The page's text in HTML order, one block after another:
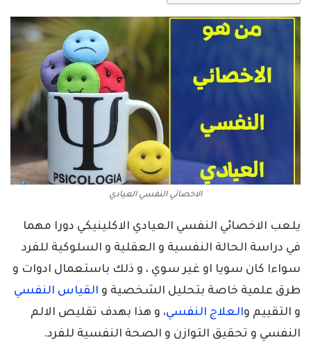
الاخصائي النفسي العيادي
يلعب الاخصائي النفسي العيادي الاكلينيكي دورا مهما
في دراسة الحالة النفسية و العقلية و السلوكية للفرد
سواءا كان سويا او غير سوي ، و ذلك باستعمال ادوات و
طرق علمية خاصة بتحليل الشخصية و القياس النفسي
و التقييم والعلاج النفسي، و هذا بهدف تقليص الالم
النفسي و تحقيق التوازن و الصحة النفسية للفرد.